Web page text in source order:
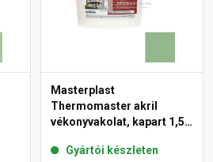
Masterplast
Thermomaster akril
vékonyvakolat, kapart 1,5
Gyártói készleten